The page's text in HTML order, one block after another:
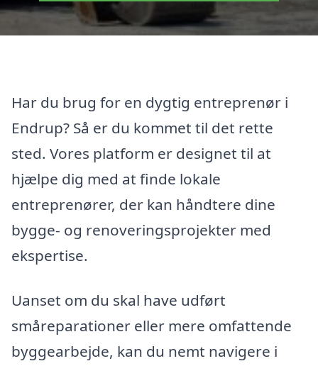
Har du brug for en dygtig entreprenør i
Endrup? Så er du kommet til det rette
sted. Vores platform er designet til at
hjælpe dig med at finde lokale
entreprenører, der kan håndtere dine
bygge- og renoveringsprojekter med
ekspertise.
Uanset om du skal have udført
småreparationer eller mere omfattende
byggearbejde, kan du nemt navigere i